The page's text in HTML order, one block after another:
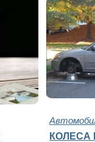
КОЛЕСА